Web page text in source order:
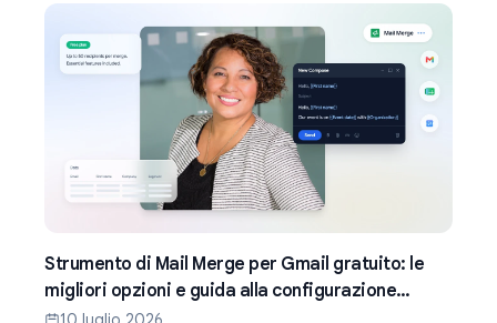
Strumento di Mail Merge per Gmail gratuito: le
migliori opzioni e guida alla configurazione
(2026)